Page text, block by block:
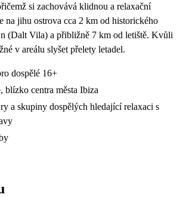
si zachovává klidnou a relaxační
na jihu ostrova cca 2 km od historického
(Dalt Vila) a přibližně 7 km od letiště. Kvůli
v areálu slyšet přelety letadel.
dospělé 16+
blízko centra města Ibiza
a skupiny dospělých hledající relaxaci s